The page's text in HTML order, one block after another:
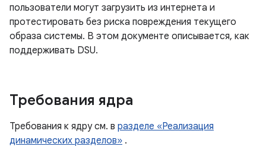
пользователи могут загрузить из интернета и
протестировать без риска повреждения текущего
образа системы. В этом документе описывается, как
поддерживать DSU.
Требования ядра
Требования к ядру см. в разделе «Реализация
динамических разделов» .